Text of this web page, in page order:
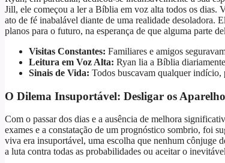
Jill, ele começou a ler a Bíblia em voz alta todos os dias.
ato de fé inabalável diante de uma realidade desoladora.
planos para o futuro, na esperança de que alguma parte
Visitas Constantes: Familiares e amigos
Leitura em Voz Alta: Ryan lia a Bíblia
Sinais de Vida: Todos buscavam qualquer
O Dilema Insuportável: Desligar os
Com o passar dos dias e a ausência de melhora
exames e a constatação de um prognóstico sombrio, foi
viva era insuportável, uma escolha que nenhum cônjuge
a luta contra todas as probabilidades ou aceitar o